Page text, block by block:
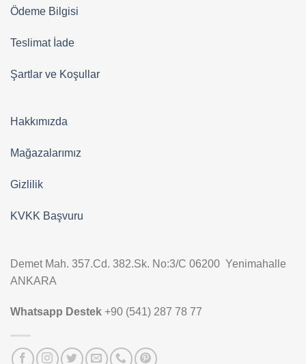
Ödeme Bilgisi
Teslimat İade
Şartlar ve Koşullar
Hakkımızda
Mağazalarımız
Gizlilik
KVKK Başvuru
Demet Mah. 357.Cd. 382.Sk. No:3/C 06200 Yenimahalle
ANKARA
Whatsapp Destek +90 (541) 287 78 77